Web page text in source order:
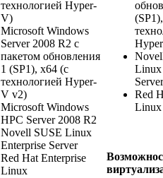
технологией Hyper-
V)
Microsoft Windows
Server 2008 R2 с
пакетом обновления
1 (SP1), x64 (с
технологией Hyper-
V v2)
Microsoft Windows
HPC Server 2008 R2
Novell SUSE Linux
Enterprise Server
Red Hat Enterprise
Linux
Linux
Server
Red
Linux